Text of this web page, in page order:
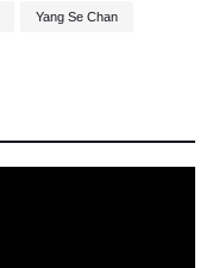
Yang Se Chan